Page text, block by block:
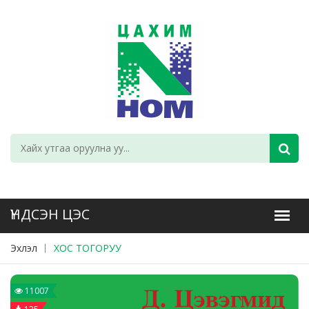
Эхлэл ХОС ТОГОРУУ
11007